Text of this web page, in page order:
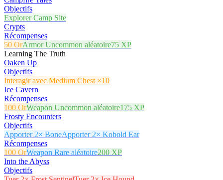
Objectifs
Explorer Camp Site
Crypts
Récompenses
50 OrArmor Uncommon aléatoire75 XP
Learning The Truth
Oaken Up
Objectifs
Interagir avec Medium Chest ×10
Ice Cavern
Récompenses
100 OrWeapon Uncommon aléatoire175 XP
Frosty Encounters
Objectifs
Apporter 2× BoneApporter 2× Kobold Ear
Récompenses
100 OrWeapon Rare aléatoire200 XP
Into the Abyss
Objectifs